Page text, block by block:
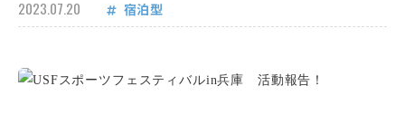
2023.07.20 宿泊型